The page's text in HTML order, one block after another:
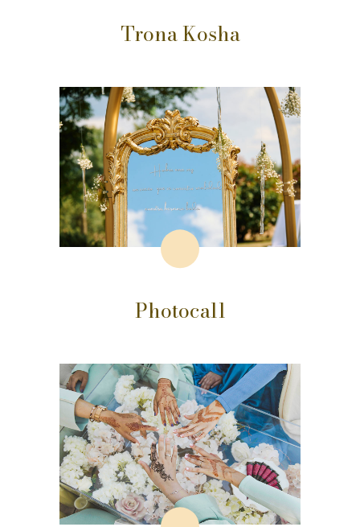
Trona Kosha
Photocall